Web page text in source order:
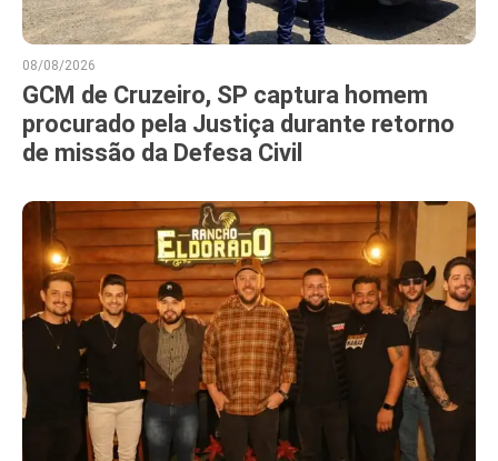
08/08/2026
GCM de Cruzeiro, SP captura homem
procurado pela Justiça durante retorno
de missão da Defesa Civil